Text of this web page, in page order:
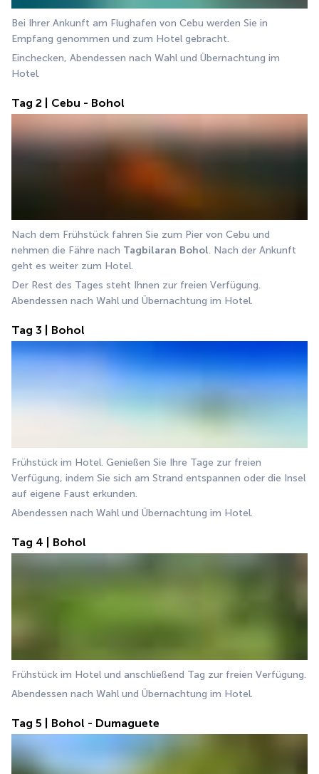
Bei Ihrer Ankunft am Flughafen von Cebu werden Sie in
Empfang genommen und zum Hotel gebracht.
Einchecken, Abendessen nach Wahl und Übernachtung im
Hotel.
Tag 2 | Cebu - Bohol
Nach dem Frühstück fahren Sie zum Pier von Cebu und
nehmen die Fähre nach Tagbilaran Bohol. Nach der Ankunft
geht es weiter zum Hotel.
Der Rest des Tages steht Ihnen zur freien Verfügung.
Abendessen nach Wahl und Übernachtung im Hotel.
Tag 3 | Bohol
Frühstück im Hotel. Genießen Sie Ihre Tage zur freien
Verfügung, indem Sie sich am Strand entspannen oder die Insel
auf eigene Faust erkunden.
Abendessen nach Wahl und Übernachtung im Hotel.
Tag 4 | Bohol
Frühstück im Hotel und anschließend Tag zur freien Verfügung.
Abendessen nach Wahl und Übernachtung im Hotel.
Tag 5 | Bohol - Dumaguete